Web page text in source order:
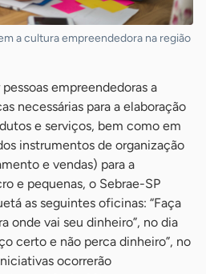
a cultura empreendedora na região
empreendedoras a
necessárias para a elaboração
e serviços, bem como em
instrumentos de organização
e vendas) para a
e pequenas, o Sebrae-SP
as seguintes oficinas: “Faça
onde vai seu dinheiro”, no dia
certo e não perca dinheiro”, no
ocorrerão